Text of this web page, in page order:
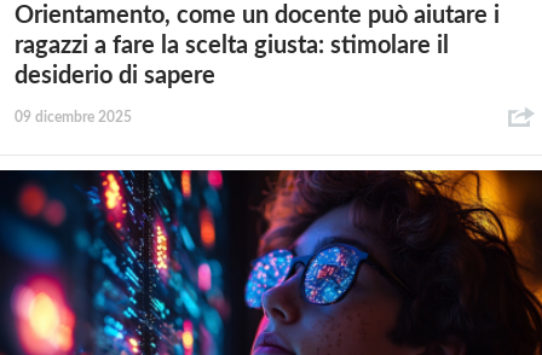
Orientamento, come un docente può aiutare i
ragazzi a fare la scelta giusta: stimolare il
desiderio di sapere
09 dicembre 2025